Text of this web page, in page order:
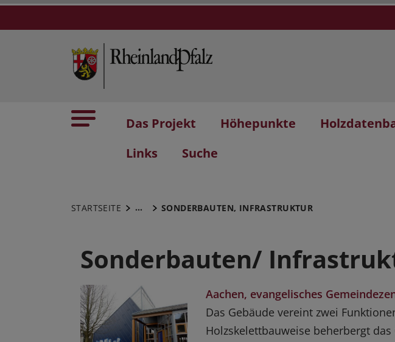
Das Projekt Höhepunkte
Links
Suche
STARTSEITE ... SONDERBAUTEN, INFRASTRUKTUR
Sonderbauten/
Aachen, evangelisches
Das Gebäude vereint zwei
Holzskelettbauweise beherbergt